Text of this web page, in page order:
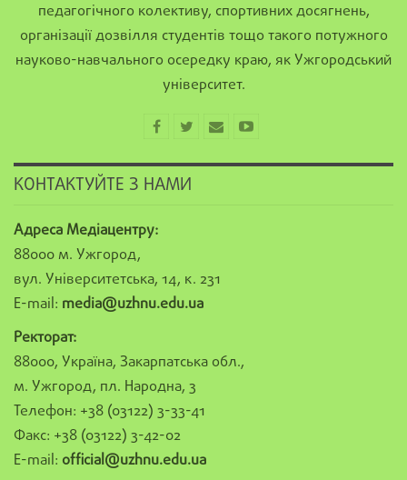
педагогічного колективу, спортивних досягнень,
організації дозвілля студентів тощо такого потужного
науково-навчального осередку краю, як Ужгородський
університет.
КОНТАКТУЙТЕ З НАМИ
Адреса Медіацентру:
88000 м. Ужгород,
вул. Університетська, 14, к. 231
E-mail: media@uzhnu.edu.ua
Ректорат:
88000, Україна, Закарпатська обл.,
м. Ужгород, пл. Народна, 3
Телефон: +38 (03122) 3-33-41
Факс: +38 (03122) 3-42-02
E-mail: official@uzhnu.edu.ua